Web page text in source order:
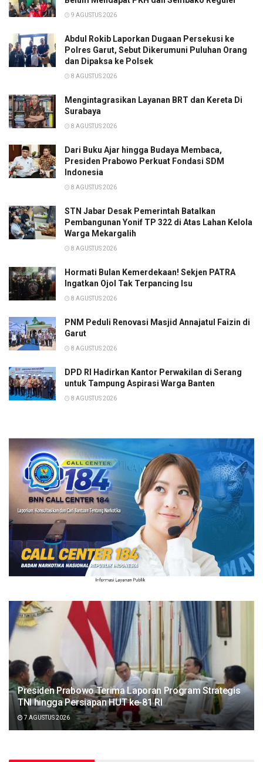
9 AGUSTUS 2026
Abdul Rokib Laporkan Dugaan Persekusi ke
Polres Garut, Sebut Dikerumuni Puluhan Orang
dan Dipaksa ke Polsek
8 AGUSTUS 2026
Mengintagrasikan Layanan BRT dan Kereta Di
Surabaya
8 AGUSTUS 2026
Dari Buku Ajar hingga Budaya Membaca,
Presiden Prabowo Perkuat Fondasi SDM
Indonesia
8 AGUSTUS 2026
STN Jabar Desak Pemerintah Batalkan
Pembangunan Yonif TP 322 di Atas Lahan Kelola
Warga Mekargalih
8 AGUSTUS 2026
Hormati Bulan Kemerdekaan! Sekjen PATRA
Ingatkan Ojol Tak Terpancing Isu
8 AGUSTUS 2026
PNM Peduli Renovasi Masjid Annajatul Faizin di
Garut
8 AGUSTUS 2026
DPD RI Hadirkan Kantor Perwakilan di Serang
untuk Tampung Aspirasi Warga Banten
8 AGUSTUS 2026
Presiden Prabowo Terima Laporan Program Strategis
TNI hingga Persiapan HUT ke-81 RI
7 AGUSTUS 2026